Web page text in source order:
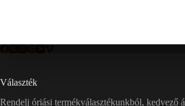
Választék
Rendelj óriási termékválasztékunkból, kedvező